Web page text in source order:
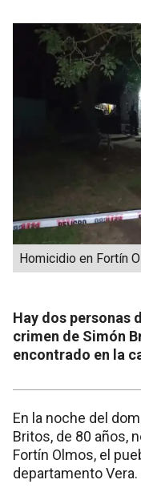
Homicidio en Fortín
Hay dos personas
crimen de Simón
encontrado en la
En la noche del
Britos, de 80 años,
Fortín Olmos, el
departamento Vera.